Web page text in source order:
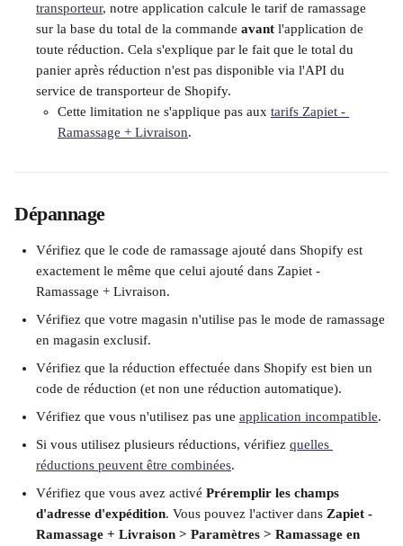
transporteur, notre application calcule le tarif de ramassage
sur la base du total de la commande avant l'application de
toute réduction. Cela s'explique par le fait que le total du
panier après réduction n'est pas disponible via l'API du
service de transporteur de Shopify.
Cette limitation ne s'applique pas aux tarifs Zapiet -
Ramassage + Livraison.
Dépannage
Vérifiez que le code de ramassage ajouté dans Shopify est
exactement le même que celui ajouté dans Zapiet -
Ramassage + Livraison.
Vérifiez que votre magasin n'utilise pas le mode de ramassage
en magasin exclusif.
Vérifiez que la réduction effectuée dans Shopify est bien un
code de réduction (et non une réduction automatique).
Vérifiez que vous n'utilisez pas une application incompatible.
Si vous utilisez plusieurs réductions, vérifiez quelles
réductions peuvent être combinées.
Vérifiez que vous avez activé Préremplir les champs
d'adresse d'expédition. Vous pouvez l'activer dans Zapiet -
Ramassage + Livraison > Paramètres > Ramassage en